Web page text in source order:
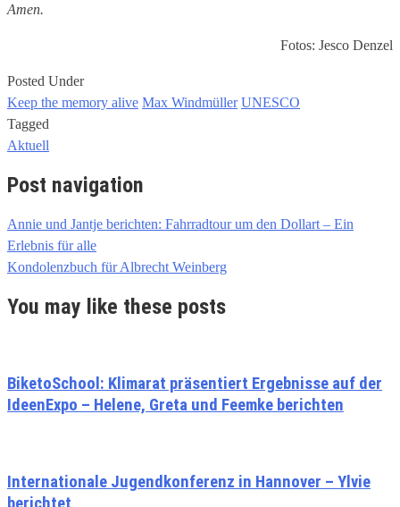
Amen.
Fotos: Jesco Denzel
Posted Under
Keep the memory alive Max Windmüller UNESCO
Tagged
Aktuell
Post navigation
Annie und Jantje berichten: Fahrradtour um den Dollart – Ein
Erlebnis für alle
Kondolenzbuch für Albrecht Weinberg
You may like these posts
BiketoSchool: Klimarat präsentiert Ergebnisse auf der
IdeenExpo – Helene, Greta und Feemke berichten
Internationale Jugendkonferenz in Hannover – Ylvie
berichtet